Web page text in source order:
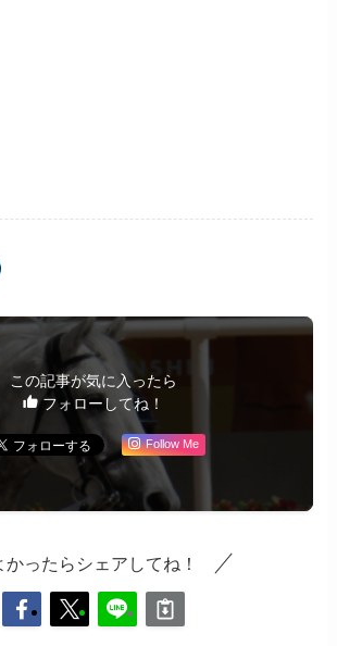
この記事が気に入ったら
フォローしてね！
Follow Me
かったらシェアしてね！